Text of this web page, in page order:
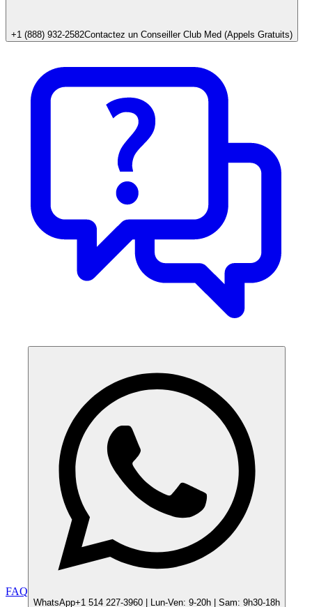
+1 (888) 932-2582Contactez un Conseiller Club Med (Appels Gratuits)
FAQ
WhatsApp+1 514 227-3960 | Lun-Ven: 9-20h | Sam: 9h30-18h